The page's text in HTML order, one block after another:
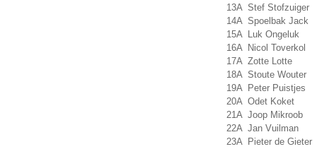
13A Stef Stofzuiger
14A Spoelbak Jack
15A
Luk Ongeluk
16A
Nicol Toverkol
17A Zotte Lotte
18A Stoute Wouter
19A
Peter Puistjes
20A Odet Koket
21A Joop Mikroob
22A Jan Vuilman
23A
Pieter de Gieter